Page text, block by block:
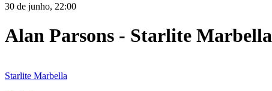
30 de junho, 22:00
Alan Parsons - Starlite Marbella
Starlite Marbella